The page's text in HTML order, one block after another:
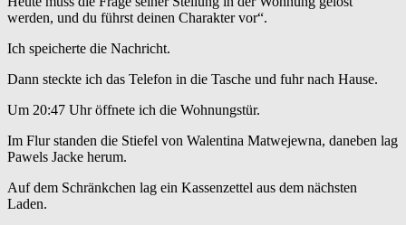
werden, und du führst deinen Charakter vor“.
Ich speicherte die Nachricht.
Dann steckte ich das Telefon in die Tasche und fuhr nach Hause.
Um 20:47 Uhr öffnete ich die Wohnungstür.
Im Flur standen die Stiefel von Walentina Matwejewna, daneben lag
Pawels Jacke herum.
Auf dem Schränkchen lag ein Kassenzettel aus dem nächsten
Laden.